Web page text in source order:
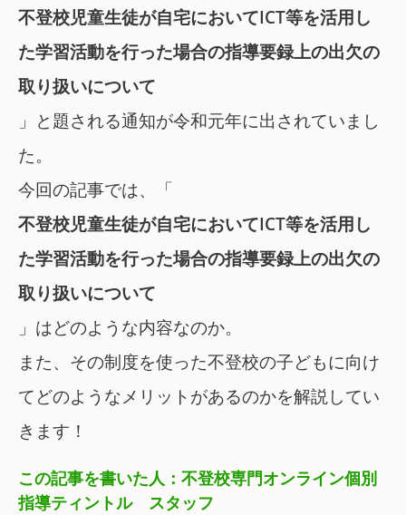
不登校児童生徒が自宅においてICT等を活用し
た学習活動を行った場合の指導要録上の出欠の
取り扱いについて
」と題される通知が令和元年に出されていまし
た。
今回の記事では、「
不登校児童生徒が自宅においてICT等を活用し
た学習活動を行った場合の指導要録上の出欠の
取り扱いについて
」はどのような内容なのか。
また、その制度を使った不登校の子どもに向け
てどのようなメリットがあるのかを解説してい
きます！
この記事を書いた人：不登校専門オンライン個別
指導ティントル スタッフ